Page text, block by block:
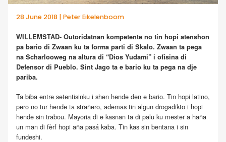
28 June 2018 | Peter Eikelenboom
WILLEMSTAD- Outoridatnan kompetente no tin hopi atenshon
pa bario di Zwaan ku ta forma parti di Skalo. Zwaan ta pega
na Scharlooweg na altura di “Dios Yudami” i ofisina di
Defensor di Pueblo. Sint Jago ta e bario ku ta pega na dje
pariba.
Ta biba entre setentisinku i shen hende den e bario. Tin hopi latino,
pero no tur hende ta strañero, ademas tin algun drogadikto i hopi
hende sin trabou. Mayoria di e kasnan ta di palu ku mester a haña
un man di fèrf hopi aña pasá kaba. Tin kas sin bentana i sin
fundeshi.